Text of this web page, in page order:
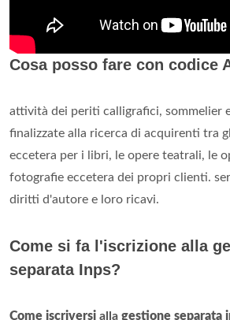
Cosa posso fare con codice
attività dei periti calligrafici, sommelier
finalizzate alla ricerca di acquirenti tra
eccetera per i libri, le opere teatrali, le
fotografie eccetera dei propri clienti.
diritti d'autore e loro ricavi.
Come si fa l'iscrizione alla
separata Inps?
Come iscriversi alla gestione separata